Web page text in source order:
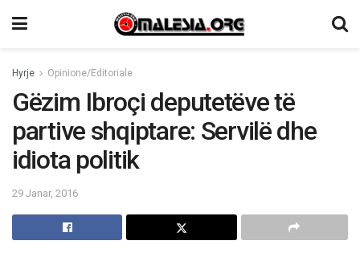
Hyrje Opinione/Editoriale
Gëzim Ibroçi deputetëve të
partive shqiptare: Servilë dhe
idiota politik
29 Janar, 2016